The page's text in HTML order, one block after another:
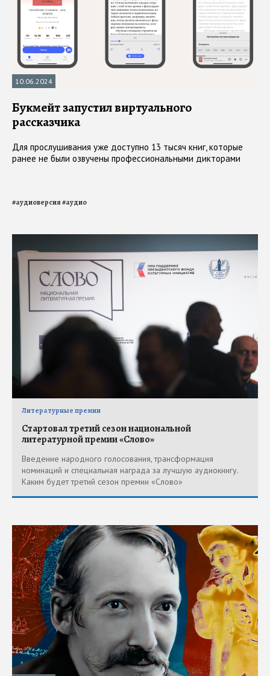
10.06.2024
Букмейт запустил виртуального
рассказчика
Для прослушивания уже доступно 13 тысяч книг, которые
ранее не были озвучены профессиональными дикторами
#аудиоверсия#аудио
Литературные премии
Стартовал третий сезон национальной
литературной премии «Слово»
Введение народного голосования, трансформация
номинаций и специальная награда за лучшую аудиокнигу.
Каким будет третий сезон премии «Слово»